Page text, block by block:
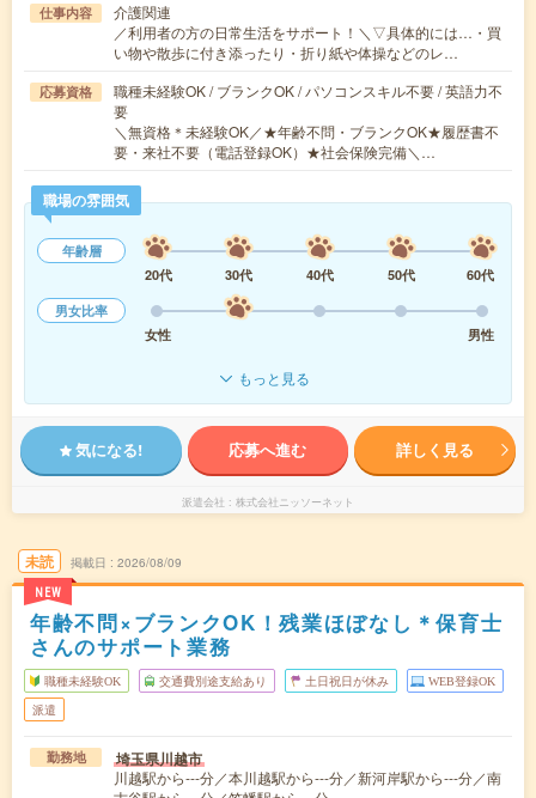
仕事内容
介護関連
／利用者の方の日常生活をサポート！＼▽具体的には…・買
い物や散歩に付き添ったり・折り紙や体操などのレ…
応募資格
職種未経験OK / ブランクOK / パソコンスキル不要 / 英語力不
要
＼無資格＊未経験OK／★年齢不問・ブランクOK★履歴書不
要・来社不要（電話登録OK）★社会保険完備＼…
職場の雰囲気
年齢層
20代
30代 40代 50代
60代
男女比率
女性
男性
もっと見る
気になる! 応募へ進む 詳しく見る
派遣会社 株式会社ニッソーネット
未読
NEW
掲載日 2026/08/09
年齢不問×ブランクOK！残業ほぼなし＊保育士
さんのサポート業務
職種未経験OK 交通費別途支給あり 土日祝日が休み WEB登録OK
派遣
勤務地 埼玉県川越市
川越駅から---分／本川越駅から---分／新河岸駅から---分／南